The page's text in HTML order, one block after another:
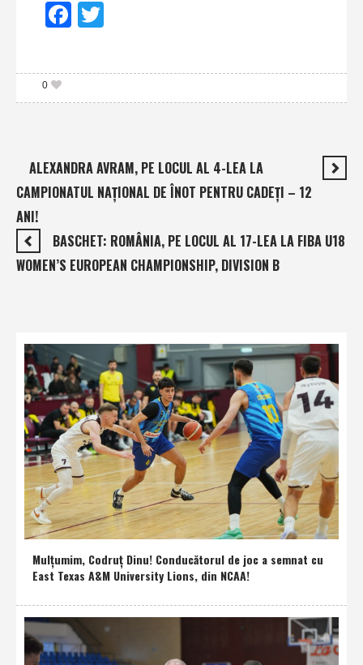
Facebook
0
ALEXANDRA AVRAM, PE LOCUL AL 4-LEA LA
CAMPIONATUL NAŢIONAL DE ÎNOT PENTRU CADEŢI – 12
ANI!
BASCHET: ROMÂNIA, PE LOCUL AL 17-LEA LA FIBA U18
WOMEN’S EUROPEAN CHAMPIONSHIP, DIVISION B
Mulţumim, Codruţ Dinu! Conducătorul de joc a semnat cu
East Texas A&M University Lions, din NCAA!